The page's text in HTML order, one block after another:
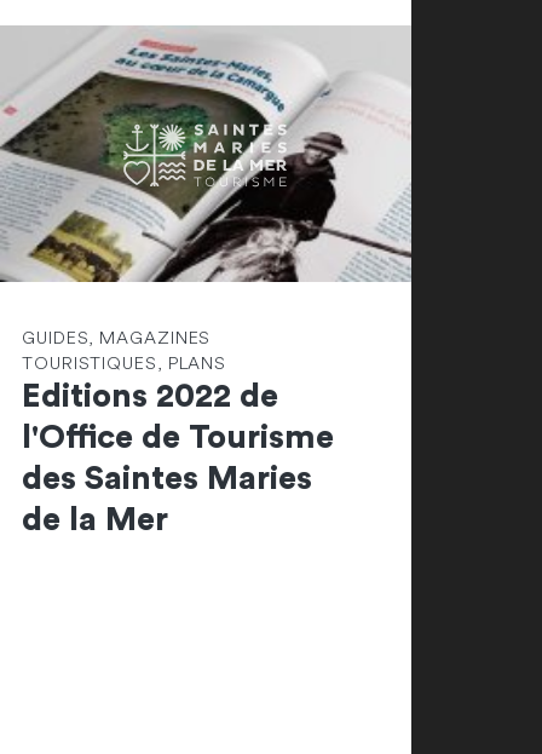
GUIDES, MAGAZINES
TOURISTIQUES, PLANS
Editions 2022 de
l'Office de Tourisme
des Saintes Maries
de la Mer